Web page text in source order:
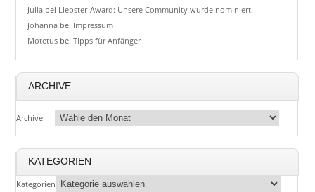
Julia bei Liebster-Award: Unsere Community wurde nominiert!
Johanna bei Impressum
Motetus beiTipps für Anfänger
ARCHIVE
Archive
KATEGORIEN
Kategorien